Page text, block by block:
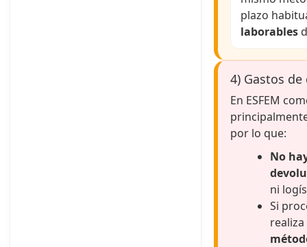
plazo
laborables
4) Gastos
En ESFEM
por lo que:
No
ni
Si